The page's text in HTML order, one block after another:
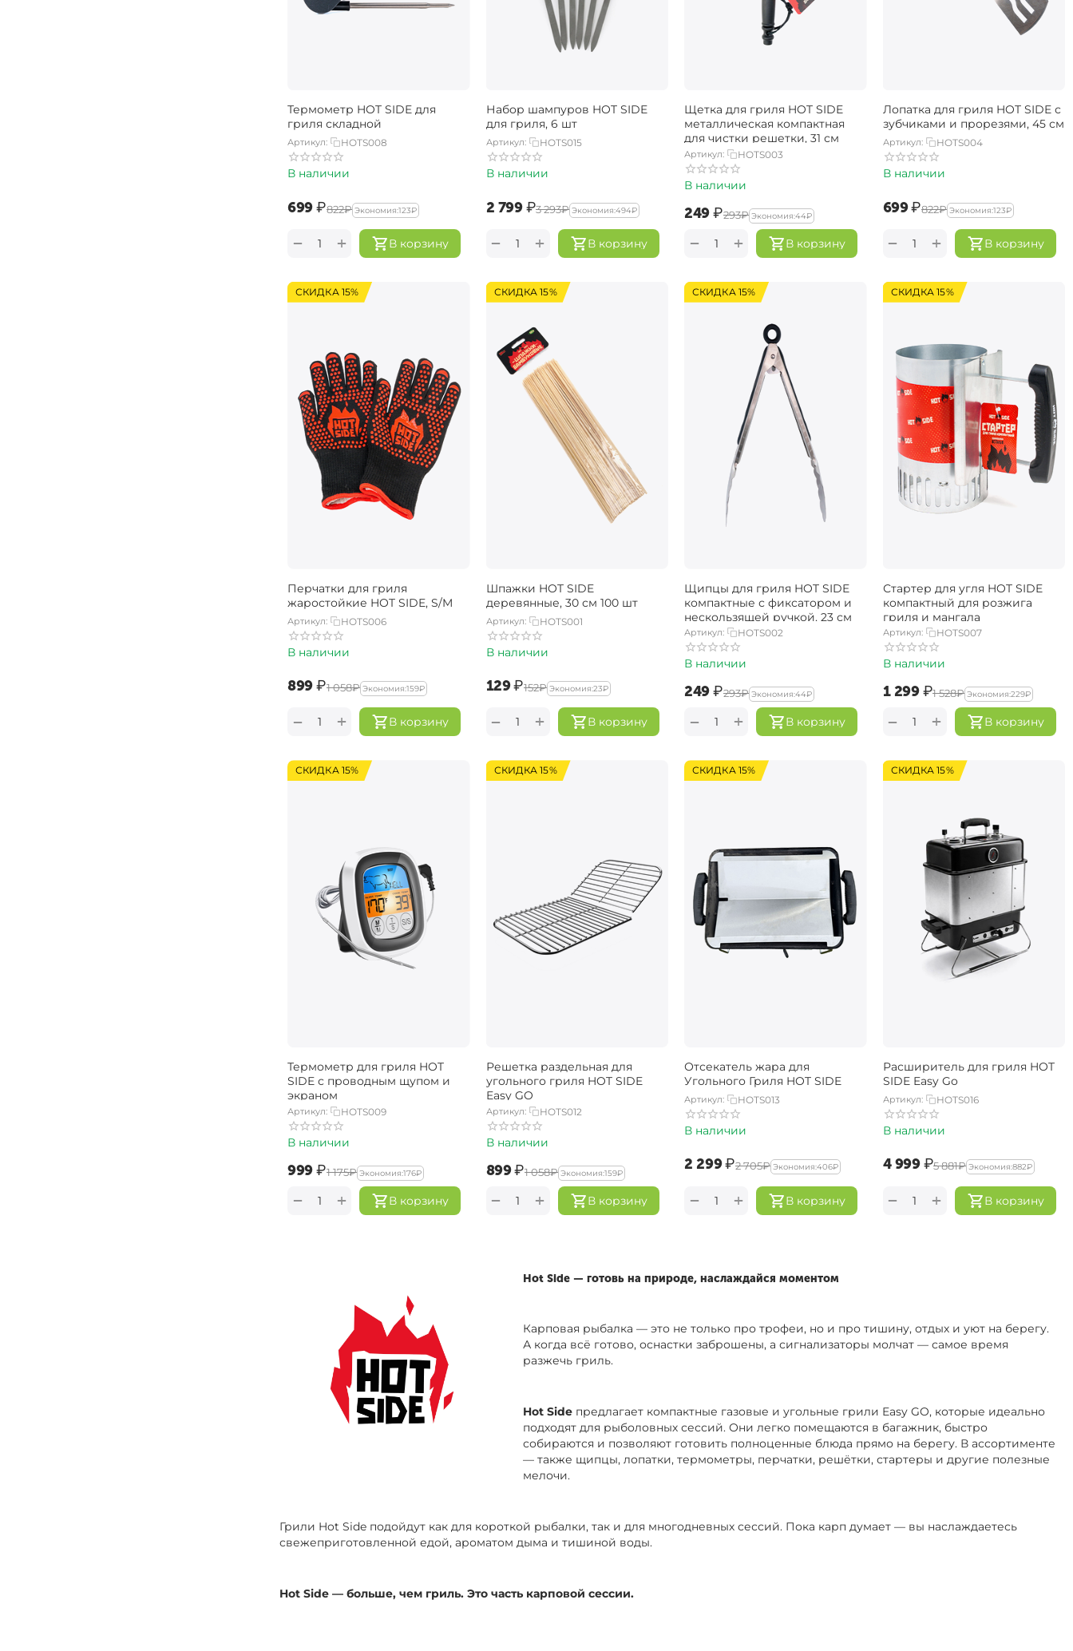
Hot Side — готовь на природе, наслаждайся моментом
Карповая рыбалка — это не только про трофеи, но и про тишину, отдых и уют на берегу.
А когда всё готово, оснастки заброшены, а сигнализаторы молчат — самое время
разжечь гриль.
Hot Side предлагает компактные газовые и угольные грили Easy GO, которые идеально
подходят для рыболовных сессий. Они легко помещаются в багажник, быстро
собираются и позволяют готовить полноценные блюда прямо на берегу. В ассортименте
— также щипцы, лопатки, термометры, перчатки, решётки, стартеры и другие полезные
мелочи.
Грили Hot Side подойдут как для короткой рыбалки, так и для многодневных сессий. Пока карп думает — вы наслаждаетесь
свежеприготовленной едой, ароматом дыма и тишиной воды.
Hot Side — больше, чем гриль. Это часть карповой сессии.
Термометр HOT SIDE для
гриля складной
Артикул: HOTS008
В наличии
‍699‍₽‍822‍₽ Экономия:‍123‍₽
В корзину
+
−
Набор шампуров HOT SIDE
для гриля, 6 шт
Артикул: HOTS015
В наличии
‍2 799‍₽‍3 293‍₽ Экономия:‍494‍₽
В корзину
+
−
Щетка для гриля HOT SIDE
металлическая компактная
для чистки решетки, 31 см
Артикул: HOTS003
В наличии
‍249‍₽‍293‍₽ Экономия:‍44‍₽
В корзину
+
−
Лопатка для гриля HOT SIDE с
зубчиками и прорезями, 45 см
Артикул: HOTS004
В наличии
‍699‍₽‍822‍₽ Экономия:‍123‍₽
В корзину
+
−
СКИДКА 15%
Перчатки для гриля
жаростойкие HOT SIDE, S/M
Артикул: HOTS006
В наличии
‍899‍₽‍1 058‍₽ Экономия:‍159‍₽
В корзину
+
−
СКИДКА 15%
Шпажки HOT SIDE
деревянные, 30 см 100 шт
Артикул: HOTS001
В наличии
‍129‍₽‍152‍₽ Экономия:‍23‍₽
В корзину
+
−
СКИДКА 15%
Щипцы для гриля HOT SIDE
компактные с фиксатором и
нескользящей ручкой, 23 см
Артикул: HOTS002
В наличии
‍249‍₽‍293‍₽ Экономия:‍44‍₽
В корзину
+
−
СКИДКА 15%
Стартер для угля HOT SIDE
компактный для розжига
гриля и мангала
Артикул: HOTS007
В наличии
‍1 299‍₽‍1 528‍₽ Экономия:‍229‍₽
В корзину
+
−
СКИДКА 15%
Термометр для гриля HOT
SIDE с проводным щупом и
экраном
Артикул: HOTS009
В наличии
‍999‍₽‍1 175‍₽ Экономия:‍176‍₽
В корзину
+
−
СКИДКА 15%
Решетка раздельная для
угольного гриля HOT SIDE
Easy GO
Артикул: HOTS012
В наличии
‍899‍₽‍1 058‍₽ Экономия:‍159‍₽
В корзину
+
−
СКИДКА 15%
Отсекатель жара для
Угольного Гриля HOT SIDE
Артикул: HOTS013
В наличии
‍2 299‍₽‍2 705‍₽ Экономия:‍406‍₽
В корзину
+
−
СКИДКА 15%
Расширитель для гриля HOT
SIDE Easy Go
Артикул: HOTS016
В наличии
‍4 999‍₽‍5 881‍₽ Экономия:‍882‍₽
В корзину
+
−